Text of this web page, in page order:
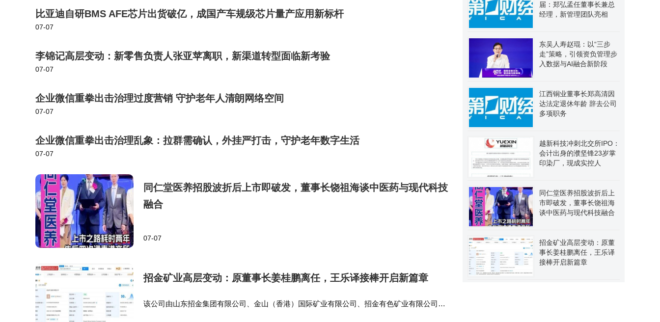
比亚迪自研BMS AFE芯片出货破亿，成国产车规级芯片量产应用新标杆
07-07
李锦记高层变动：新零售负责人张亚苹离职，新渠道转型面临新考验
07-07
企业微信重拳出击治理过度营销 守护老年人清朗网络空间
07-07
企业微信重拳出击治理乱象：拉群需确认，外挂严打击，守护老年数字生活
07-07
同仁堂医养招股波折后上市即破发，董事长饶祖海谈中医药与现代科技
融合
07-07
招金矿业高层变动：原董事长姜桂鹏离任，王乐译接棒开启新篇章
该公司由山东招金集团有限公司、金山（香港）国际矿业有限公司、招金有色矿业有限公司等
届：郑弘孟任董事长兼总
经理，新管理团队亮相
东吴人寿赵琨：以“三步
走”策略，引领资负管理步
入数据与AI融合新阶段
江西铜业董事长郑高清因
达法定退休年龄 辞去公司
多项职务
越新科技冲刺北交所IPO：
会计出身的濮坚锋23岁掌
印染厂，现成实控人
同仁堂医养招股波折后上
市即破发，董事长饶祖海
谈中医药与现代科技融合
招金矿业高层变动：原董
事长姜桂鹏离任，王乐译
接棒开启新篇章